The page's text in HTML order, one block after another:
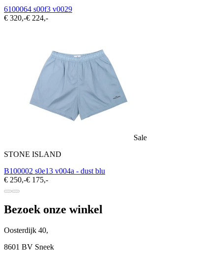
6100064 s00f3 v0029
€ 320,-€ 224,-
Sale
STONE ISLAND
B100002 s0e13 v004a - dust blu
€ 250,-€ 175,-
Bezoek onze winkel
Oosterdijk 40,
8601 BV Sneek